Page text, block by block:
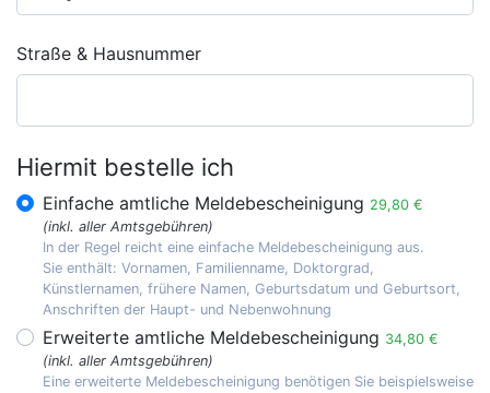
Straße & Hausnummer
Hiermit bestelle ich
Einfache amtliche Meldebescheinigung 29,80 €
(inkl. aller Amtsgebühren)
In der Regel reicht eine einfache Meldebescheinigung aus.
Sie enthält: Vornamen, Familienname, Doktorgrad,
Künstlernamen, frühere Namen, Geburtsdatum und Geburtsort,
Anschriften der Haupt- und Nebenwohnung
Erweiterte amtliche Meldebescheinigung 34,80 €
(inkl. aller Amtsgebühren)
Eine erweiterte Meldebescheinigung benötigen Sie beispielsweise